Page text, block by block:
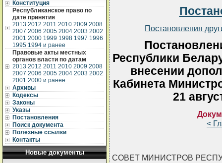
Конституция
Республиканское право по
дате принятия
2013 2012 2011 2010 2009 2008
2007 2006 2005 2004 2003 2002
2001 2000 1999 1998 1997 1996
1995 1994 и ранее
Правовые акты местных
органов власти по датам
2013 2012 2011 2010 2009 2008
2007 2006 2005 2004 2003 2002
2001 2000 и ранее
Архивы
Кодексы
Законы
Указы
Постановления
Поиск документа
Полезные ссылки
Контакты
Новые документы
Постановления
Республики
внесении
Кабинета
21
<
СОВЕТ МИНИСТРОВ